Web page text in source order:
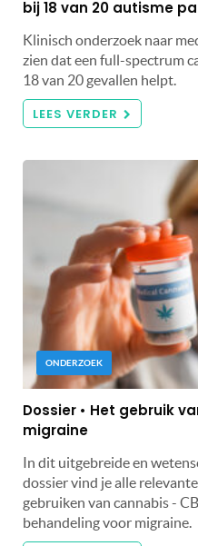
bij 18 van 20 autisme
Klinisch onderzoek naar
zien dat een full-spectrum
18 van 20 gevallen helpt.
LEES VERDER
ONDERZOEK
Dossier • Het gebruik
migraine
In dit uitgebreide en
dossier vind je alle
gebruiken van cannabis -
behandeling voor migraine.